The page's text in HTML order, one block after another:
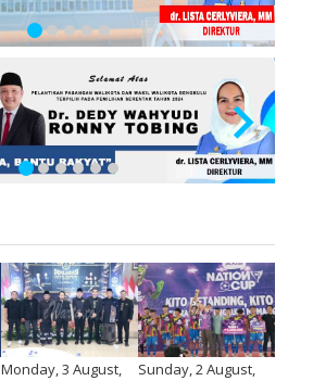
Monday, 3 August,
Sunday, 2 August,